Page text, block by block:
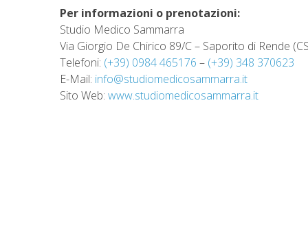
Per informazioni o prenotazioni:
Studio Medico Sammarra
Via Giorgio De Chirico 89/C – Saporito di Rende
Telefoni: (+39) 0984 465176 – (+39) 348 370623
E-Mail: info@studiomedicosammarra.it
Sito Web: www.studiomedicosammarra.it